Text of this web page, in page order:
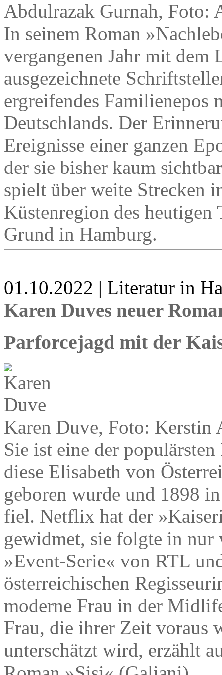
Abdulrazak Gurnah, Foto:
In seinem Roman
vergangenen Jahr mit dem
ausgezeichnete
ergreifendes Familienepos
Deutschlands. Der
Ereignisse einer ganzen
der sie bisher kaum
spielt über weite Strecken
Küstenregion des heutigen
Grund in Hamburg.
01.10.2022 | Literatur in
Karen Duves neuer
Parforcejagd mit der
Karen Duve, Foto: Kerstin
Sie ist eine der
diese Elisabeth von
geboren wurde und 1898
fiel. Netflix hat der
gewidmet, sie folgte in nur
»Event-Serie« von RTL
österreichischen
moderne Frau in der
Frau, die ihrer Zeit voraus
unterschätzt wird, erzählt